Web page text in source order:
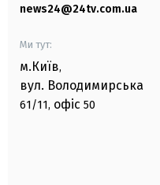
news24@24tv.com.ua
Ми тут:
м.Київ,
вул. Володимирська
61/11, офіс 50